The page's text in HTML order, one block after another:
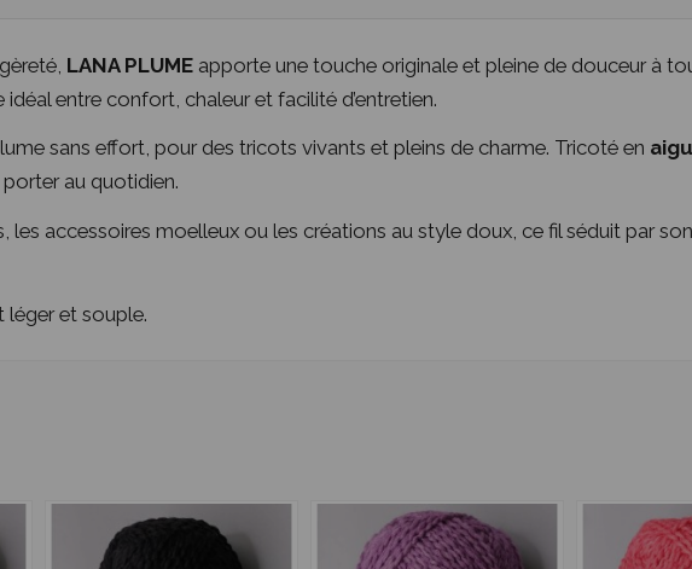
LANA PLUME apporte une touche originale et pleine de douceur à
entre confort, chaleur et facilité d’entretien.
sans effort, pour des tricots vivants et pleins de charme. Tricoté en
au quotidien.
accessoires moelleux ou les créations au style doux, ce fil séduit par
léger et souple.